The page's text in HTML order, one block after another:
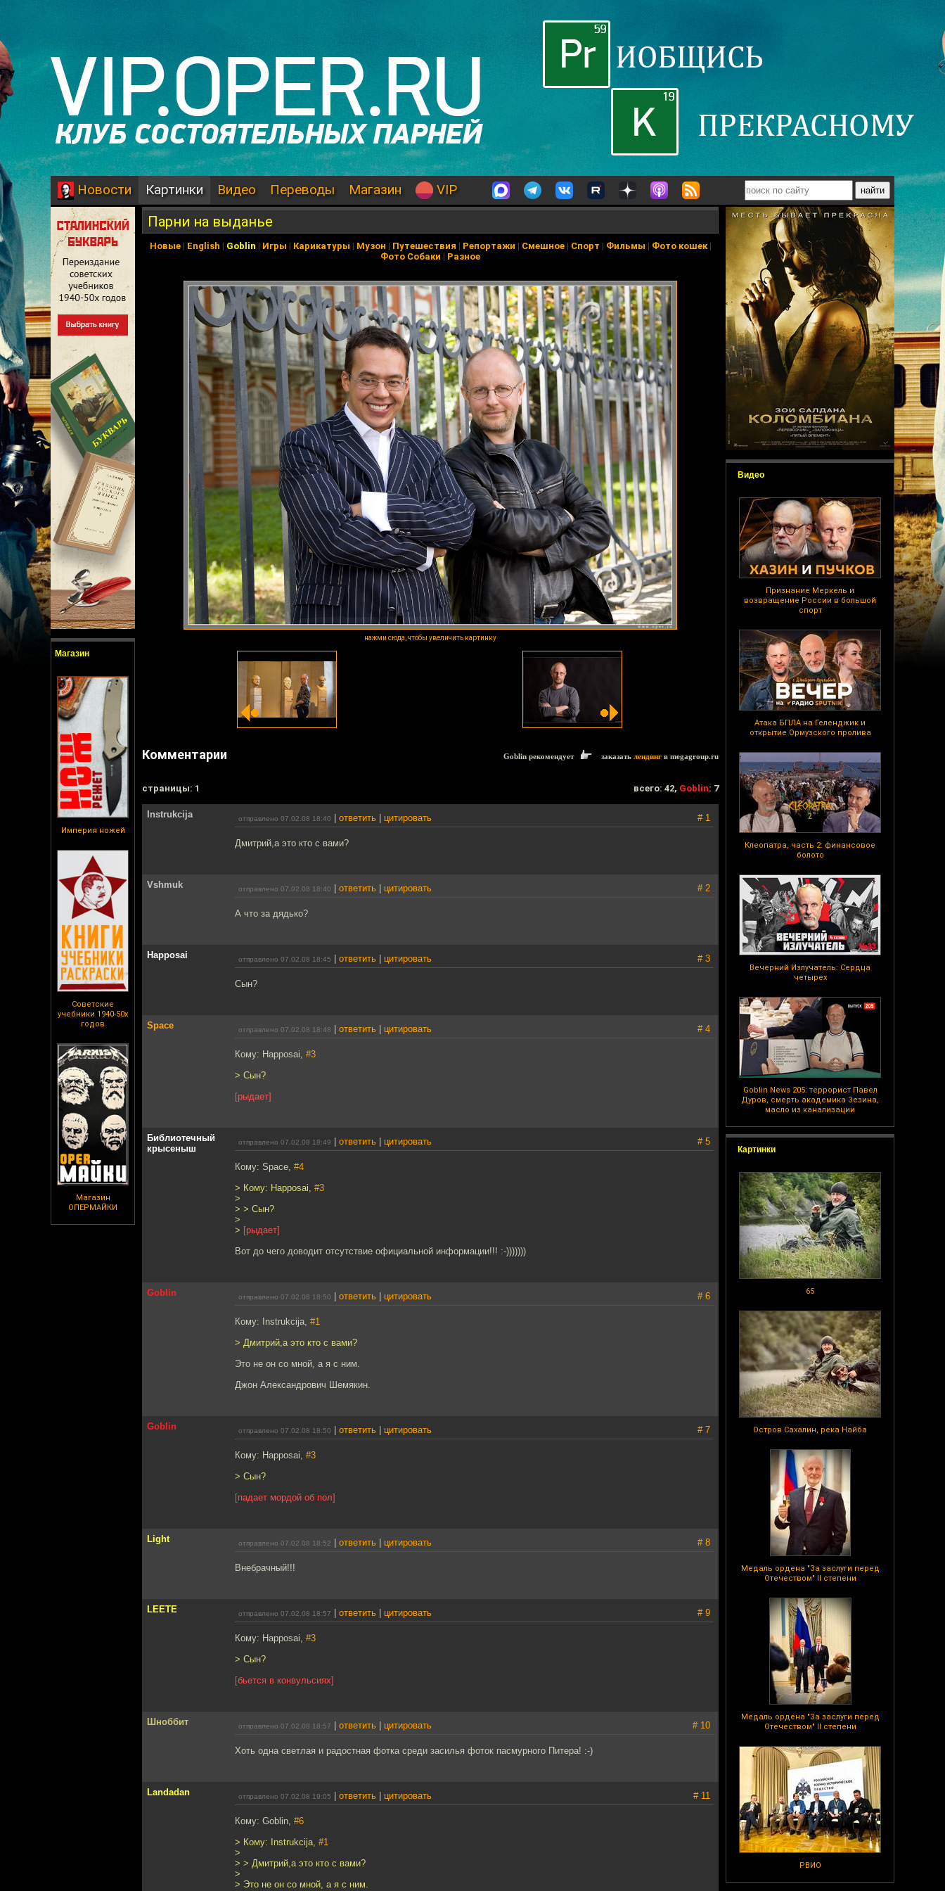
Новости Картинки Видео Переводы Магазин VIP
Магазин
Империя ножей
Советские
учебники 1940-50х
годов
Магазин
ОПЕРМАЙКИ
Видео
Признание Меркель и
возвращение России в большой
спорт
Атака БПЛА на Геленджик и
открытие Ормузского пролива
Клеопатра, часть 2: финансовое
болото
Вечерний Излучатель: Сердца
четырех
Goblin News 205: террорист Павел
Дуров, смерть академика Зезина,
масло из канализации
Картинки
65
Остров Сахалин, река Найба
Медаль ордена "За заслуги перед
Отечеством" II степени
Медаль ордена "За заслуги перед
Отечеством" II степени
РВИО
Парни на выданье
Новые| English | Goblin | Игры | Карикатуры | Музон | Путешествия | Репортажи | Смешное| Спорт | Фильмы | Фото кошек|
Фото Собаки | Разное
нажми сюда, чтобы увеличить картинку
Комментарии Goblin рекомендует заказать лендинг в megagroup.ru
cтраницы: 1 всего: 42, Goblin: 7
Instrukcija отправлено 07.02.08 18:40 ответить цитировать # 1
Дмитрий,а это кто с вами?
Vshmuk отправлено 07.02.08 18:40 ответить цитировать # 2
А что за дядько?
Happosai отправлено 07.02.08 18:45 ответить цитировать # 3
Сын?
Space отправлено 07.02.08 18:48 ответить цитировать # 4
Кому: Happosai, #3
> Сын?
[рыдает]
Библиотечный
крысеныш
отправлено 07.02.08 18:49 ответить цитировать # 5
Кому: Space, #4
> Кому: Happosai, #3
>
> > Сын?
>
> [рыдает]
Вот до чего доводит отсутствие официальной информации!!! :-)))))))
Goblin отправлено 07.02.08 18:50 ответить цитировать # 6
Кому: Instrukcija, #1
> Дмитрий,а это кто с вами?
Это не он со мной, а я с ним.
Джон Александрович Шемякин.
Goblin отправлено 07.02.08 18:50 ответить цитировать # 7
Кому: Happosai, #3
> Сын?
[падает мордой об пол]
Light отправлено 07.02.08 18:52 ответить цитировать # 8
Внебрачный!!!
LEETE отправлено 07.02.08 18:57 ответить цитировать # 9
Кому: Happosai, #3
> Сын?
[бьется в конвульсиях]
Шноббит отправлено 07.02.08 18:57 ответить цитировать # 10
Хоть одна светлая и радостная фотка среди засилья фоток пасмурного Питера! :-)
Landadan отправлено 07.02.08 19:05 ответить цитировать # 11
Кому: Goblin, #6
> Кому: Instrukcija, #1
>
> > Дмитрий,а это кто с вами?
>
> Это не он со мной, а я с ним.